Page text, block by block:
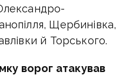
Щербинівка,
й Торського.
ворог атакував